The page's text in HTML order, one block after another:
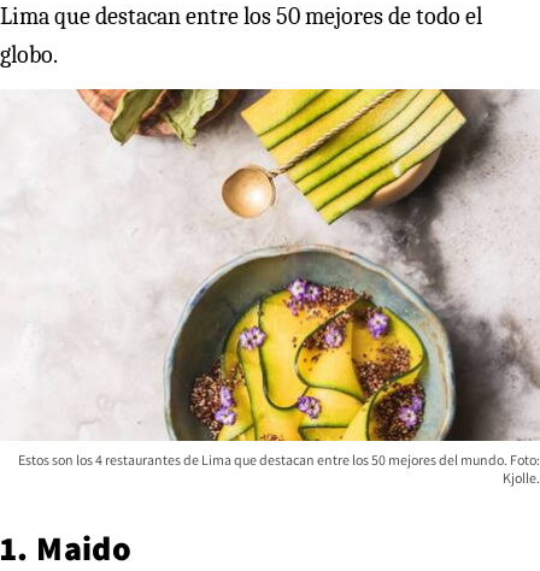
Lima que destacan entre los 50 mejores de todo el
globo.
Estos son los 4 restaurantes de Lima que destacan entre los 50 mejores del mundo. Foto:
Kjolle.
1. Maido